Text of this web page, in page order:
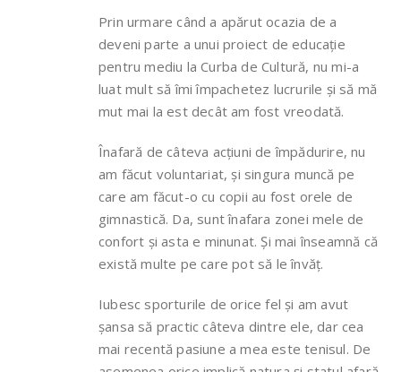
Prin urmare când a apărut ocazia de a
deveni parte a unui proiect de educație
pentru mediu la Curba de Cultură, nu mi-a
luat mult să îmi împachetez lucrurile și să mă
mut mai la est decât am fost vreodată.
Înafară de câteva acțiuni de împădurire, nu
am făcut voluntariat, și singura muncă pe
care am făcut-o cu copii au fost orele de
gimnastică. Da, sunt înafara zonei mele de
confort și asta e minunat. Și mai înseamnă că
există multe pe care pot să le învăț.
Iubesc sporturile de orice fel și am avut
șansa să practic câteva dintre ele, dar cea
mai recentă pasiune a mea este tenisul. De